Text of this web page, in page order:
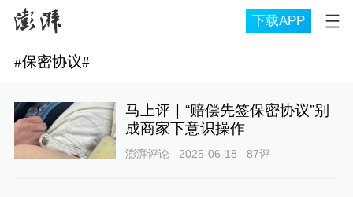
下载APP
#保密协议#
马上评｜“赔偿先签保密协议”别
成商家下意识操作
澎湃评论 2025-06-18 87评